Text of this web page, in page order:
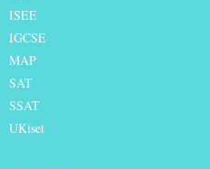
ISEE
IGCSE
MAP
SAT
SSAT
UKiset